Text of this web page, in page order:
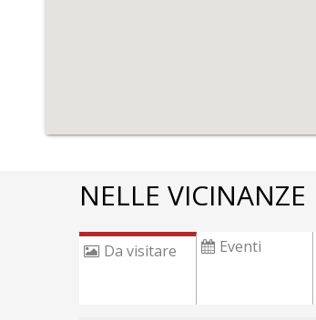
NELLE VICINANZE
Da visitare Eventi